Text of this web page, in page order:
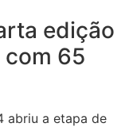
edição
65
abriu a etapa de